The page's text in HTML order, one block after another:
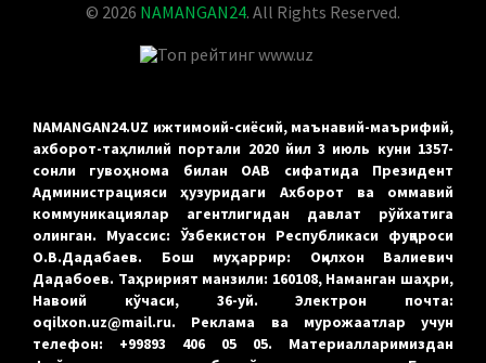
© 2026 NAMANGAN24. All Rights Reserved.
NAMANGAN24.UZ ижтимоий-сиёсий, маънавий-маърифий,
ахборот-таҳлилий портали 2020 йил 3 июль куни 1357-
сонли гувоҳнома билан ОАВ сифатида Президент
Администрацияси ҳузуридаги Ахборот ва оммавий
коммуникациялар агентлигидан давлат рўйхатига
олинган. Муассис: Ўзбекистон Республикаси фуқароси
О.В.Дадабаев. Бош муҳаррир: Оқилхон Валиевич
Дадабоев. Таҳририят манзили: 160108, Наманган шаҳри,
Навоий кўчаси, 36-уй. Электрон почта:
oqilxon.uz@mail.ru. Реклама ва мурожаатлар учун
телефон: +99893 406 05 05. Материалларимиздан